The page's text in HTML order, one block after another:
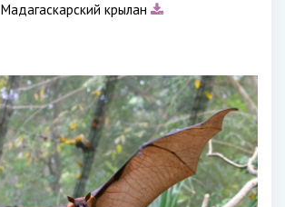
Мадагаскарский крылан